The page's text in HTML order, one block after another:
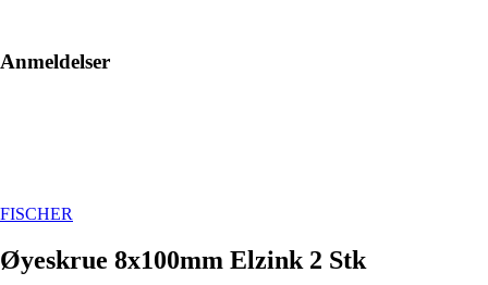
Anmeldelser
FISCHER
Øyeskrue 8x100mm Elzink 2 Stk